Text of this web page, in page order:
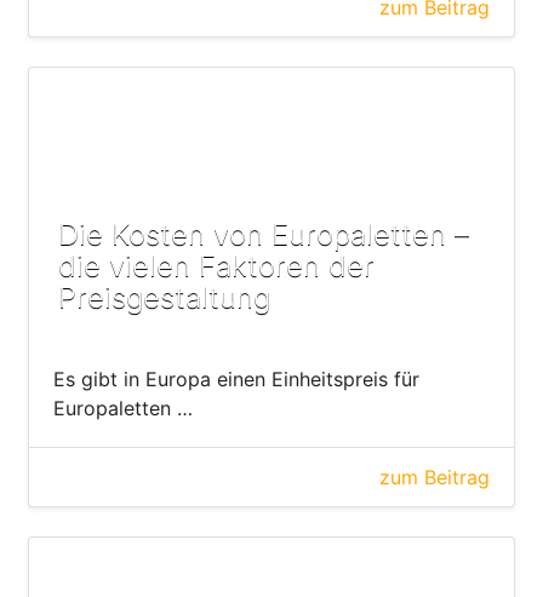
zum Beitrag
Die Kosten von Europaletten –
die vielen Faktoren der
Preisgestaltung
Es gibt in Europa einen Einheitspreis für
Europaletten …
zum Beitrag